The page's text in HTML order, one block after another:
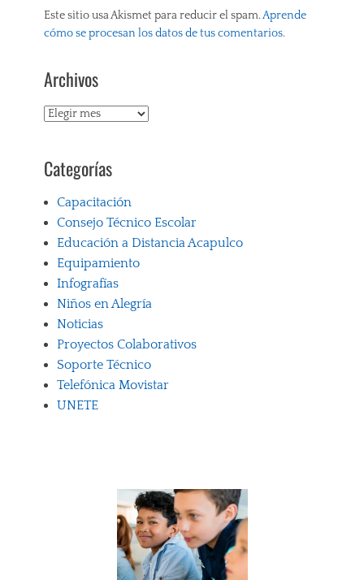
Este sitio usa Akismet para reducir el spam.Aprende
cómo se procesan los datos de tus comentarios.
Archivos
Archivos
Categorías
Capacitación
Consejo Técnico Escolar
Educación a Distancia Acapulco
Equipamiento
Infografías
Niños en Alegría
Noticias
Proyectos Colaborativos
Soporte Técnico
Telefónica Movistar
UNETE